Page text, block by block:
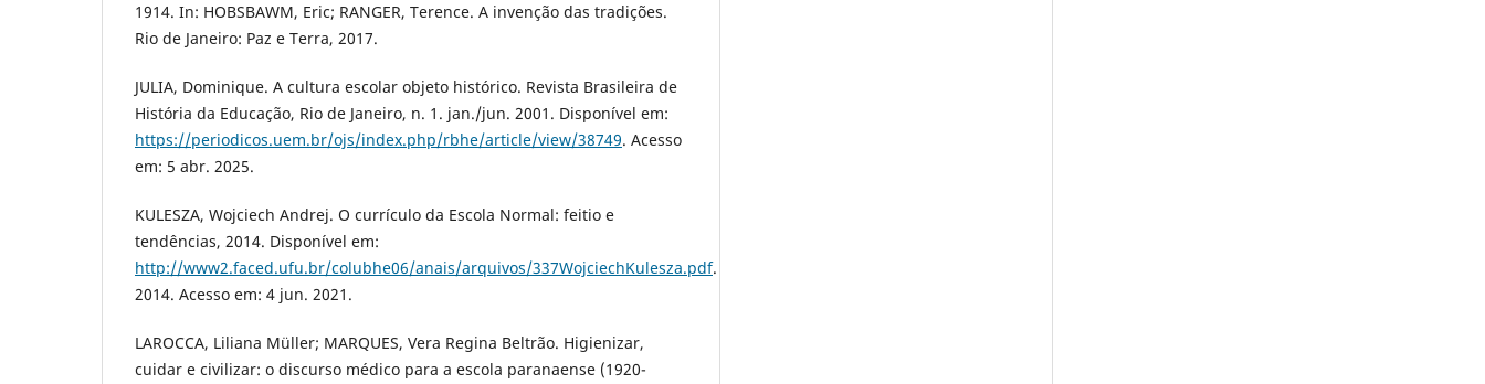
1914. In: HOBSBAWM, Eric; RANGER, Terence. A invenção das tradições.
Rio de Janeiro: Paz e Terra, 2017.
JULIA, Dominique. A cultura escolar objeto histórico. Revista Brasileira de
História da Educação, Rio de Janeiro, n. 1. jan./jun. 2001. Disponível em:
https://periodicos.uem.br/ojs/index.php/rbhe/article/view/38749. Acesso
em: 5 abr. 2025.
KULESZA, Wojciech Andrej. O currículo da Escola Normal: feitio e
tendências, 2014. Disponível em:
http://www2.faced.ufu.br/colubhe06/anais/arquivos/337WojciechKulesza.pdf.
2014. Acesso em: 4 jun. 2021.
LAROCCA, Liliana Müller; MARQUES, Vera Regina Beltrão. Higienizar,
cuidar e civilizar: o discurso médico para a escola paranaense (1920-